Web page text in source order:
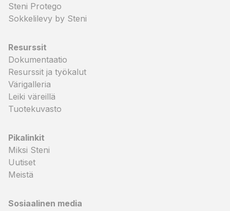
Steni Protego
Sokkelilevy by Steni
Resurssit
Dokumentaatio
Resurssit ja työkalut
Värigalleria
Leiki väreillä
Tuotekuvasto
Pikalinkit
Miksi Steni
Uutiset
Meistä
Sosiaalinen media